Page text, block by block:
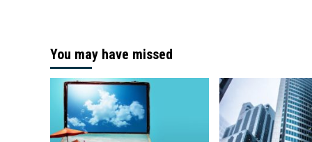
You may have missed